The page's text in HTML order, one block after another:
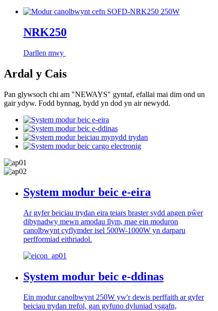
NRK250
Darllen mwy
Ardal y Cais
Pan glywsoch chi am "NEWAYS" gyntaf, efallai mai dim ond un
gair ydyw. Fodd bynnag, bydd yn dod yn air newydd.
System modur beic e-eira
Ar gyfer beiciau trydan eira teiars braster sydd angen pŵer
dibynadwy mewn amodau llym, mae ein moduron
canolbwynt cyflymder isel 500W-1000W yn darparu
perfformiad eithriadol.
System modur beic e-ddinas
Ein modur canolbwynt 250W yw'r dewis perffaith ar gyfer
beiciau trydan trefol, gan gyfuno dyluniad ysgafn,